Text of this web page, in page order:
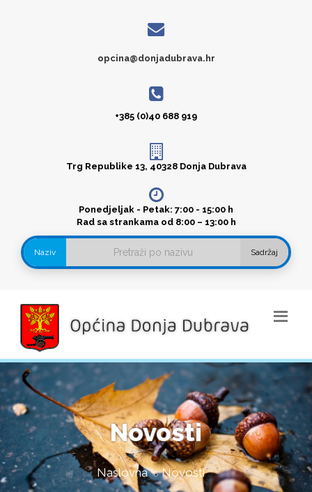
opcina@donjadubrava.hr
+385 (0)40 688 919
Trg Republike 13, 40328 Donja Dubrava
Ponedjeljak - Petak: 7:00 - 15:00 h
Rad sa strankama od 8:00 – 13:00 h
Naziv Sadržaj
Novosti
Naslovna Novosti